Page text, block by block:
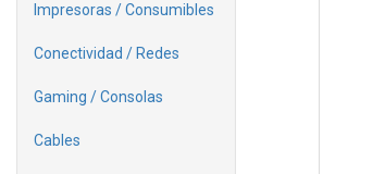
Impresoras / Consumibles
Conectividad / Redes
Gaming / Consolas
Cables